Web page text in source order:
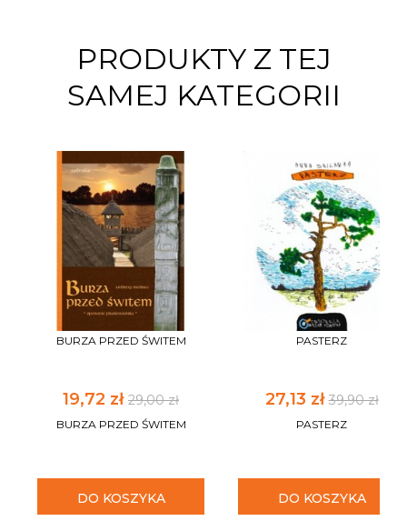
PRODUKTY Z TEJ
SAMEJ KATEGORII
BURZA PRZED ŚWITEM
19,72 zł 29,00 zł
BURZA PRZED ŚWITEM
DO KOSZYKA
PASTERZ
27,13 zł39,90 zł
PASTERZ
DO KOSZYKA